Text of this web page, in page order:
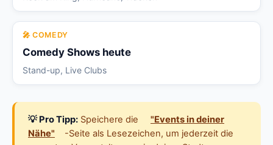
🎤 COMEDY
Comedy Shows heute
Stand-up, Live Clubs
💡 Pro Tipp: Speichere die
"Events in deiner
Nähe"
-Seite als Lesezeichen, um jederzeit die